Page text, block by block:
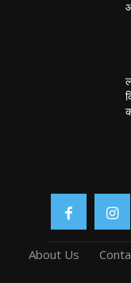
About Us